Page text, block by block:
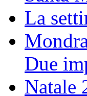
La
Due
Natale